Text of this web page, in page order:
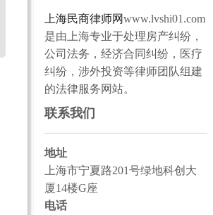
上海民商律师网www.lvshi01.com
是由上海专业于处理房产纠纷，
公司法务，经济合同纠纷，医疗
纠纷，涉外投资等律师团队组建
的法律服务网站。
联系我们
地址
上海市宁夏路201号绿地科创大
厦14楼G座
电话